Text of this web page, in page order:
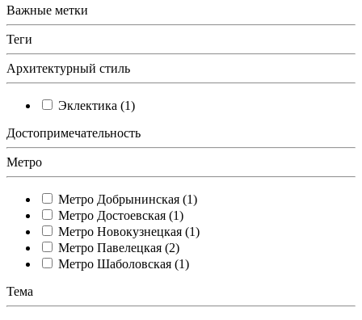
Важные метки
Теги
Архитектурный стиль
Эклектика (1)
Достопримечательность
Метро
Метро Добрынинская (1)
Метро Достоевская (1)
Метро Новокузнецкая (1)
Метро Павелецкая (2)
Метро Шаболовская (1)
Тема